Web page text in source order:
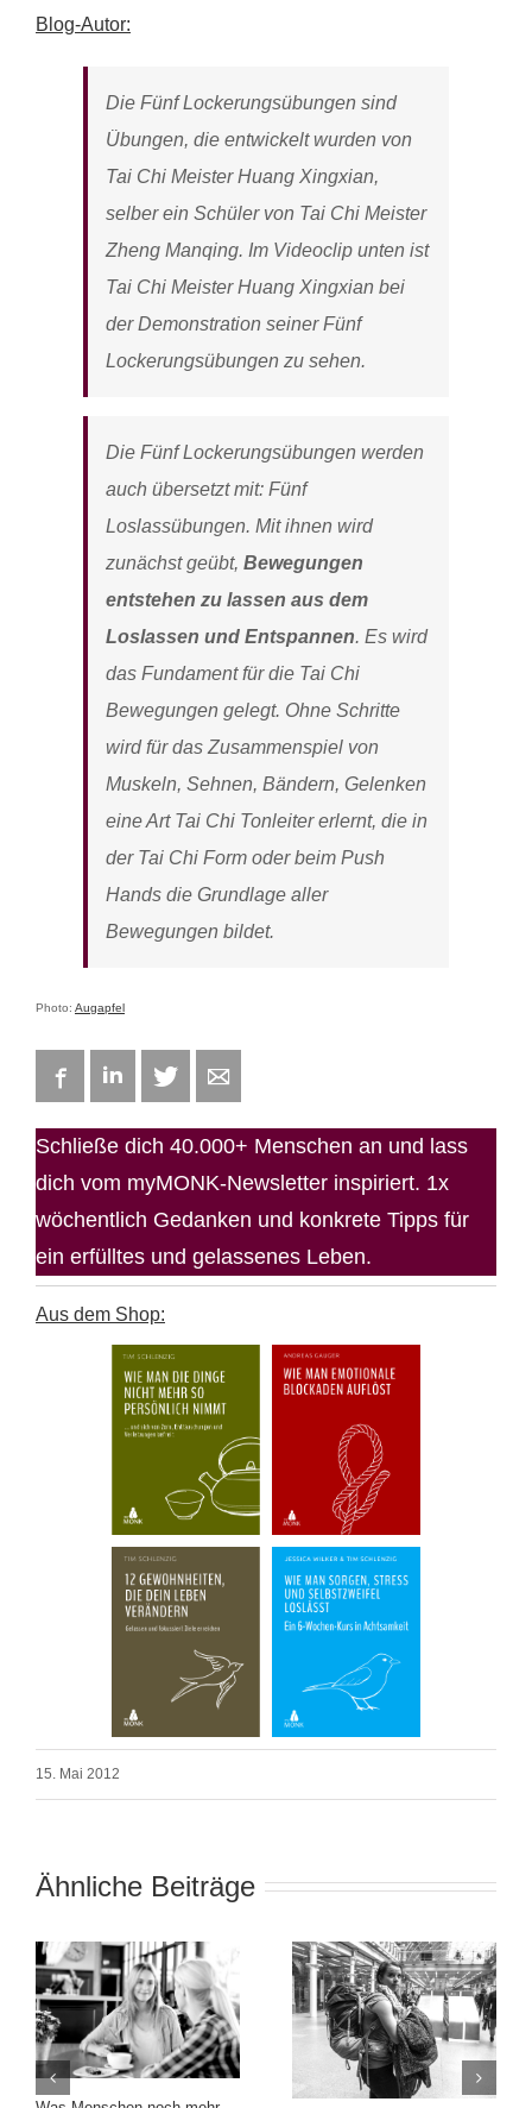
Blog-Autor:
Die Fünf Lockerungsübungen sind
Übungen, die entwickelt wurden von
Tai Chi Meister Huang Xingxian,
selber ein Schüler von Tai Chi Meister
Zheng Manqing. Im Videoclip unten ist
Tai Chi Meister Huang Xingxian bei
der Demonstration seiner Fünf
Lockerungsübungen zu sehen.
Die Fünf Lockerungsübungen werden
auch übersetzt mit: Fünf
Loslassübungen. Mit ihnen wird
zunächst geübt, Bewegungen
entstehen zu lassen aus dem
Loslassen und Entspannen. Es wird
das Fundament für die Tai Chi
Bewegungen gelegt. Ohne Schritte
wird für das Zusammenspiel von
Muskeln, Sehnen, Bändern, Gelenken
eine Art Tai Chi Tonleiter erlernt, die in
der Tai Chi Form oder beim Push
Hands die Grundlage aller
Bewegungen bildet.
Photo: Augapfel
FacebookLinkedIn Twitter
Schließe dich 40.000+ Menschen an und lass
dich vom myMONK-Newsletter inspiriert. 1x
wöchentlich Gedanken und konkrete Tipps für
ein erfülltes und gelassenes Leben.
Aus dem Shop:
15. Mai 2012
Ähnliche Beiträge